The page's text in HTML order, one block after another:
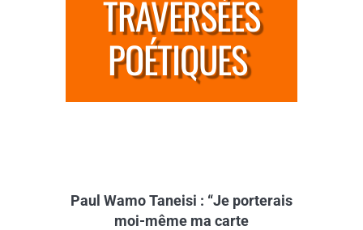
TRAVERSÉES
POÉTIQUES
Paul Wamo Taneisi : “Je porterais
moi-même ma carte